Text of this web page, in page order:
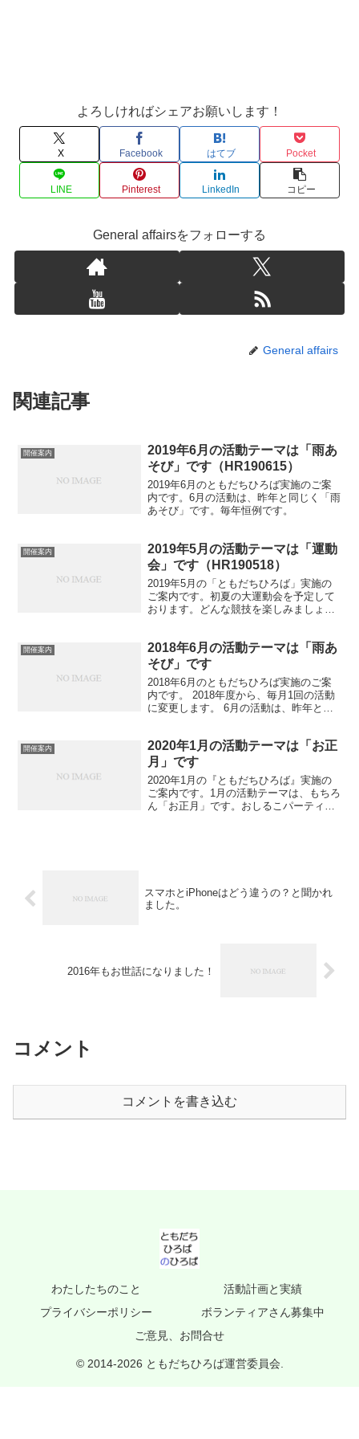
よろしければシェアお願いします！
X Facebook はてブ Pocket
LINE Pinterest LinkedIn コピー
General affairsをフォローする
General affairs
関連記事
開催案内
2019年6月の活動テーマは「雨あ
そび」です（HR190615）
2019年6月のともだちひろば実施のご案
内です。6月の活動は、昨年と同じく「雨
あそび」です。毎年恒例です。
開催案内
2019年5月の活動テーマは「運動
会」です（HR190518）
2019年5月の「ともだちひろば」実施の
ご案内です。初夏の大運動会を予定して
おります。どんな競技を楽しみましょう
開催案内
2018年6月の活動テーマは「雨あ
そび」です
2018年6月のともだちひろば実施のご案
内です。 2018年度から、毎月1回の活動
に変更します。 6月の活動は、昨年と同
このページまで来ていただいた方にはお
手数おか...
開催案内
2020年1月の活動テーマは「お正
月」です
2020年1月の『ともだちひろば』実施の
ご案内です。1月の活動テーマは、もちろ
ん「お正月」です。おしるこパーティー
スマホとiPhoneはどう違うの？と聞かれ
ました。
2016年もお世話になりました！
コメント
コメントを書き込む
わたしたちのこと
活動計画と実績
プライバシーポリシー
ボランティアさん募集中
ご意見、お問合せ
© 2014-2026 ともだちひろば運営委員会.